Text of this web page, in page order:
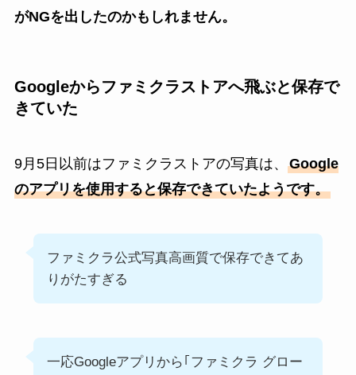
がNGを出したのかもしれません。
Googleからファミクラストアへ飛ぶと保存で
きていた
9月5日以前はファミクラストアの写真は、 Google
のアプリを使用すると保存できていたようです。
ファミクラ公式写真高画質で保存できてあ
りがたすぎる
一応Googleアプリから｢ファミクラ グロー